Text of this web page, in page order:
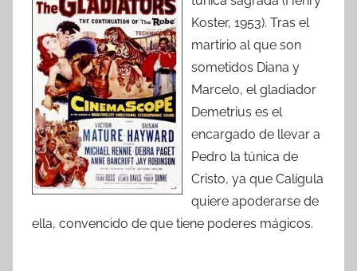
Koster, 1953). Tras el
martirio al que son
sometidos Diana y
Marcelo, el gladiador
Demetrius es el
encargado de llevar a
Pedro la túnica de
Cristo, ya que Calígula
quiere apoderarse de
ella, convencido de que tiene poderes mágicos.